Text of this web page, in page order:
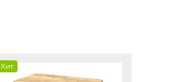
Хит